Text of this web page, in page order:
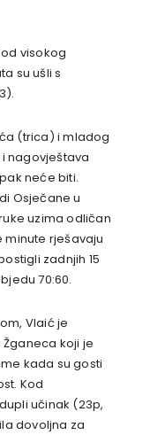
visokog
su ušli s
(trica) i mladog
nagovještava
neće biti.
Osječane u
uzima odličan
minute rješavaju
zadnjih 15
70:60.
Vlaić je
koji je
kada su gosti
Kod
učinak (23p,
dovoljna za